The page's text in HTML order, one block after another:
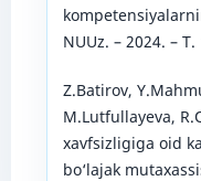
NUUz. – 2024. –
Z.Bаtirоv,
M.Lutfullаyevа,
xаvfsizligigа оid
bо‘lаjаk